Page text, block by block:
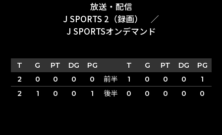
放送・配信
J SPORTS 2（録画）
／
J SPORTSオンデマンド
T G PT DG PG T G PT DG
PG
2
0 0 0 0 前半 1 0 0 0
1
2
1 0 0 1 後半 0 0 0 0 0